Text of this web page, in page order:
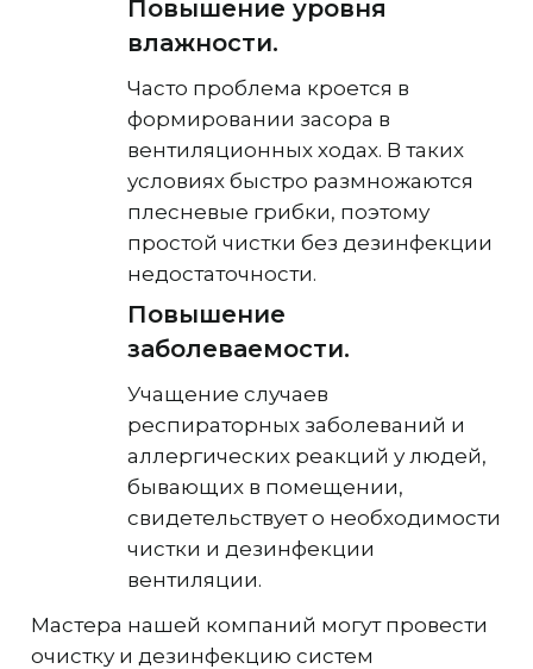
Повышение уровня
влажности.
Часто проблема кроется в
формировании засора в
вентиляционных ходах. В таких
условиях быстро размножаются
плесневые грибки, поэтому
простой чистки без дезинфекции
недостаточности.
Повышение
заболеваемости.
Учащение случаев
респираторных заболеваний и
аллергических реакций у людей,
бывающих в помещении,
свидетельствует о необходимости
чистки и дезинфекции
вентиляции.
Мастера нашей компаний могут провести
очистку и дезинфекцию систем